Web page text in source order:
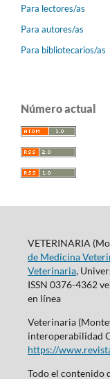
Para lectores/as
Para autores/as
Para bibliotecarios/as
Número actual
VETERINARIA
de Medicina
Veterinaria,
ISSN 0376-4362
en línea
Veterinaria
interoperabilidad
https://
Todo el contenido